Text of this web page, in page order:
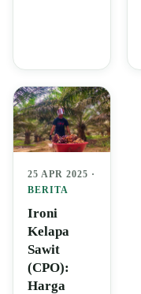
25 APR 2025 ·
BERITA
Ironi
Kelapa
Sawit
(CPO):
Harga